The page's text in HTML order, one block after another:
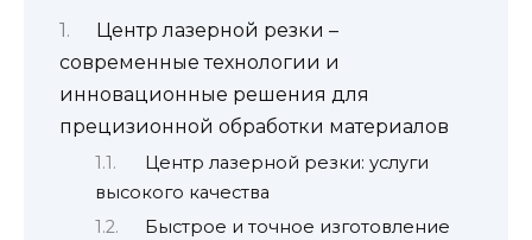
Центр лазерной резки –
современные технологии и
инновационные решения для
прецизионной обработки материалов
Центр лазерной резки: услуги
высокого качества
Быстрое и точное изготовление